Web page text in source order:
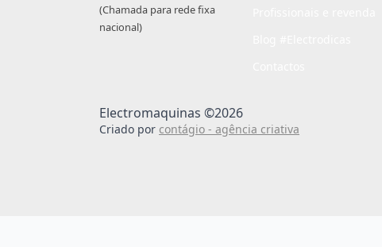
(Chamada para rede fixa
nacional)
Electromaquinas ©2026
Criado por contágio - agência criativa